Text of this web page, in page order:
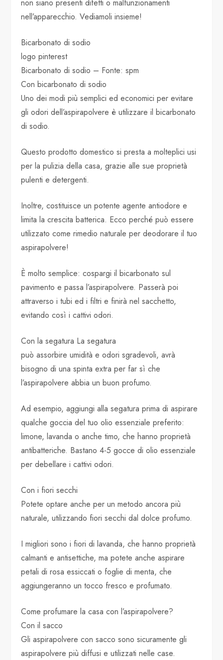
non siano presenti difetti o malfunzionamenti
nell’apparecchio. Vediamoli insieme!
Bicarbonato di sodio
logo pinterest
Bicarbonato di sodio – Fonte: spm
Con bicarbonato di sodio
Uno dei modi più semplici ed economici per evitare
gli odori dell’aspirapolvere è utilizzare il bicarbonato
di sodio.
Questo prodotto domestico si presta a molteplici usi
per la pulizia della casa, grazie alle sue proprietà
pulenti e detergenti.
Inoltre, costituisce un potente agente antiodore e
limita la crescita batterica. Ecco perché può essere
utilizzato come rimedio naturale per deodorare il tuo
aspirapolvere!
È molto semplice: cospargi il bicarbonato sul
pavimento e passa l’aspirapolvere. Passerà poi
attraverso i tubi ed i filtri e finirà nel sacchetto,
evitando così i cattivi odori.
Con la segatura La segatura
può assorbire umidità e odori sgradevoli, avrà
bisogno di una spinta extra per far sì che
l’aspirapolvere abbia un buon profumo.
Ad esempio, aggiungi alla segatura prima di aspirare
qualche goccia del tuo olio essenziale preferito:
limone, lavanda o anche timo, che hanno proprietà
antibatteriche. Bastano 4-5 gocce di olio essenziale
per debellare i cattivi odori.
Con i fiori secchi
Potete optare anche per un metodo ancora più
naturale, utilizzando fiori secchi dal dolce profumo.
I migliori sono i fiori di lavanda, che hanno proprietà
calmanti e antisettiche, ma potete anche aspirare
petali di rosa essiccati o foglie di menta, che
aggiungeranno un tocco fresco e profumato.
Come profumare la casa con l’aspirapolvere?
Con il sacco
Gli aspirapolvere con sacco sono sicuramente gli
aspirapolvere più diffusi e utilizzati nelle case.